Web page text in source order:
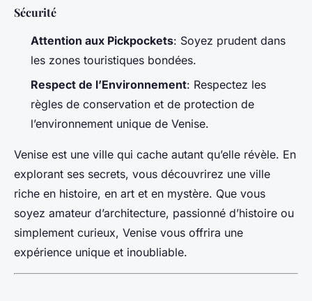
Sécurité
Attention aux Pickpockets: Soyez prudent dans
les zones touristiques bondées.
Respect de l’Environnement: Respectez les
règles de conservation et de protection de
l’environnement unique de Venise.
Venise est une ville qui cache autant qu’elle révèle. En
explorant ses secrets, vous découvrirez une ville
riche en histoire, en art et en mystère. Que vous
soyez amateur d’architecture, passionné d’histoire ou
simplement curieux, Venise vous offrira une
expérience unique et inoubliable.